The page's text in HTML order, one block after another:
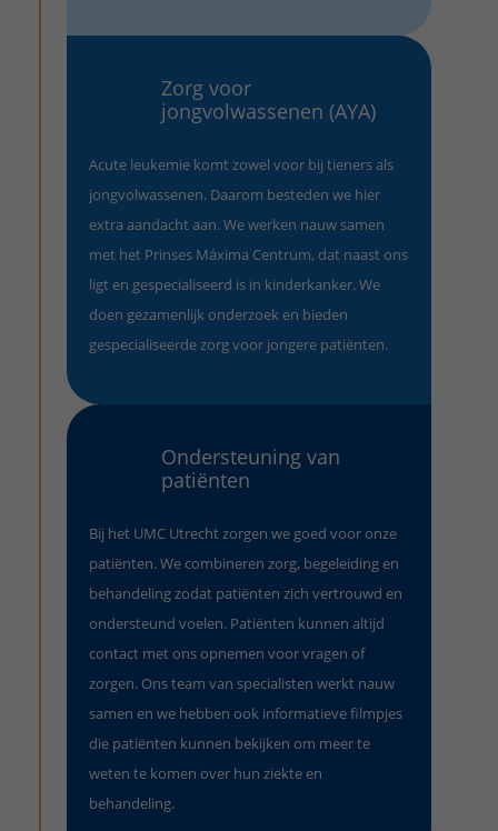
Zorg voor
jongvolwassenen (AYA)
Acute leukemie komt zowel voor bij tieners als
jongvolwassenen. Daarom besteden we hier
extra aandacht aan. We werken nauw samen
met het Prinses Máxima Centrum, dat naast ons
ligt en gespecialiseerd is in kinderkanker. We
doen gezamenlijk onderzoek en bieden
gespecialiseerde zorg voor jongere patiënten.
Ondersteuning van
patiënten
Bij het UMC Utrecht zorgen we goed voor onze
patiënten. We combineren zorg, begeleiding en
behandeling zodat patiënten zich vertrouwd en
ondersteund voelen. Patiënten kunnen altijd
contact met ons opnemen voor vragen of
zorgen. Ons team van specialisten werkt nauw
samen en we hebben ook informatieve filmpjes
die patiënten kunnen bekijken om meer te
weten te komen over hun ziekte en
behandeling.